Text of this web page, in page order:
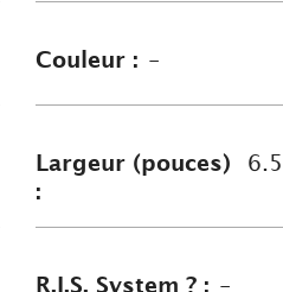
Couleur : -
Largeur (pouces)
:
6.5
R.I.S. System ? : -